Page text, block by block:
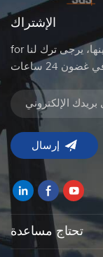
الإشتراك
for استفسارات حول منتجاتنا أو الأسعار بينها، يرجى ترك لنا
تحتاج مساعدة